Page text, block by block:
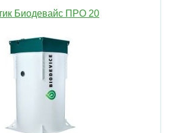
Биодевайс ПРО 20